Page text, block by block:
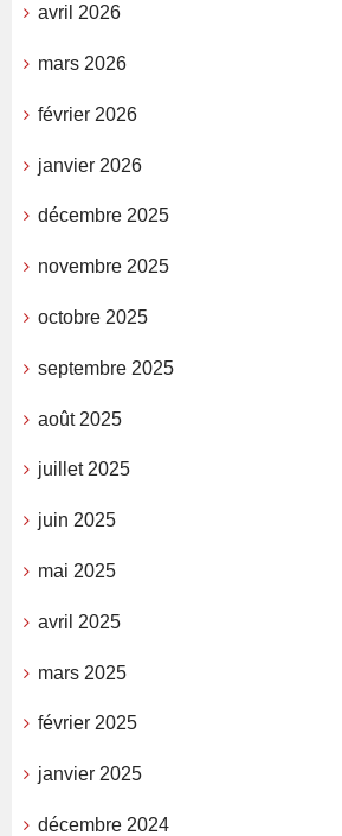
avril 2026
mars 2026
février 2026
janvier 2026
décembre 2025
novembre 2025
octobre 2025
septembre 2025
août 2025
juillet 2025
juin 2025
mai 2025
avril 2025
mars 2025
février 2025
janvier 2025
décembre 2024